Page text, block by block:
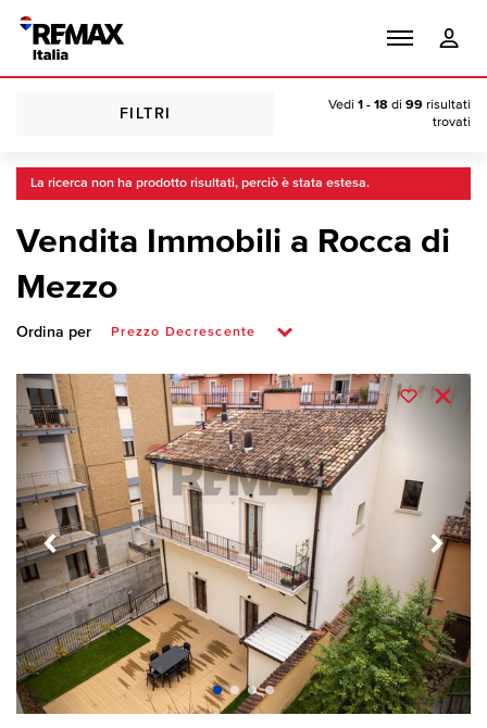
FILTRI
Vedi 1 - 18 di 99 risultati
trovati
La ricerca non ha prodotto risultati, perciò è stata estesa.
Vendita Immobili a Rocca di
Mezzo
Ordina per